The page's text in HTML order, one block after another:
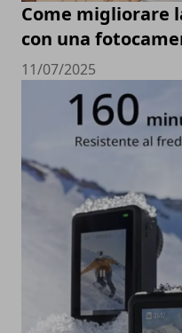
Come migliorare
con una
11/07/2025